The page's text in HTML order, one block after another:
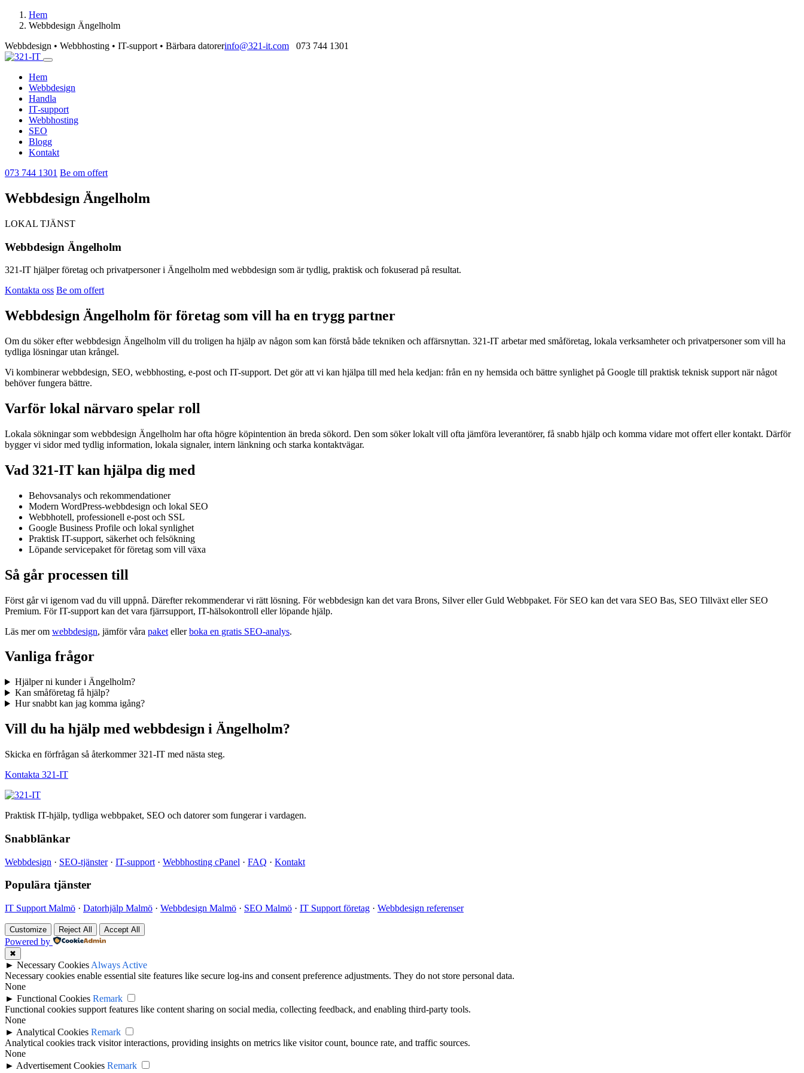
Hem
Webbdesign Ängelholm
Webbdesign • Webbhosting • IT-support • Bärbara datorerinfo@321-it.com 073 744 1301
Hem
Webbdesign
Handla
IT‑support
Webbhosting
SEO
Blogg
Kontakt
073 744 1301 Be om offert
Webbdesign Ängelholm
LOKAL TJÄNST
Webbdesign Ängelholm
321-IT hjälper företag och privatpersoner i Ängelholm med webbdesign som är tydlig, praktisk och fokuserad på resultat.
Kontakta oss Be om offert
Webbdesign Ängelholm för företag som vill ha en trygg partner
Om du söker efter webbdesign Ängelholm vill du troligen ha hjälp av någon som kan förstå både tekniken och affärsnyttan. 321-IT arbetar med småföretag, lokala verksamheter och privatpersoner som vill ha
tydliga lösningar utan krångel.
Vi kombinerar webbdesign, SEO, webbhosting, e-post och IT-support. Det gör att vi kan hjälpa till med hela kedjan: från en ny hemsida och bättre synlighet på Google till praktisk teknisk support när något
behöver fungera bättre.
Varför lokal närvaro spelar roll
Lokala sökningar som webbdesign Ängelholm har ofta högre köpintention än breda sökord. Den som söker lokalt vill ofta jämföra leverantörer, få snabb hjälp och komma vidare mot offert eller kontakt. Därför
bygger vi sidor med tydlig information, lokala signaler, intern länkning och starka kontaktvägar.
Vad 321-IT kan hjälpa dig med
Behovsanalys och rekommendationer
Modern WordPress-webbdesign och lokal SEO
Webbhotell, professionell e-post och SSL
Google Business Profile och lokal synlighet
Praktisk IT-support, säkerhet och felsökning
Löpande servicepaket för företag som vill växa
Så går processen till
Först går vi igenom vad du vill uppnå. Därefter rekommenderar vi rätt lösning. För webbdesign kan det vara Brons, Silver eller Guld Webbpaket. För SEO kan det vara SEO Bas, SEO Tillväxt eller SEO
Premium. För IT-support kan det vara fjärrsupport, IT-hälsokontroll eller löpande hjälp.
Läs mer om webbdesign, jämför våra paket ellerboka en gratis SEO-analys.
Vanliga frågor
Hjälper ni kunder i Ängelholm?
Kan småföretag få hjälp?
Hur snabbt kan jag komma igång?
Vill du ha hjälp med webbdesign i Ängelholm?
Skicka en förfrågan så återkommer 321-IT med nästa steg.
Kontakta 321-IT
Praktisk IT-hjälp, tydliga webbpaket, SEO och datorer som fungerar i vardagen.
Snabblänkar
Webbdesign · SEO-tjänster· IT-support · Webbhosting cPanel · FAQ · Kontakt
Populära tjänster
IT Support Malmö · Datorhjälp Malmö · Webbdesign Malmö · SEO Malmö · IT Support företag · Webbdesign referenser
Customize Reject All Accept All
Powered by
✖
► Necessary Cookies Always Active
Necessary cookies enable essential site features like secure log-ins and consent preference adjustments. They do not store personal data.
None
► Functional Cookies Remark
Functional cookies support features like content sharing on social media, collecting feedback, and enabling third-party tools.
None
► Analytical Cookies Remark
Analytical cookies track visitor interactions, providing insights on metrics like visitor count, bounce rate, and traffic sources.
None
► Advertisement Cookies Remark